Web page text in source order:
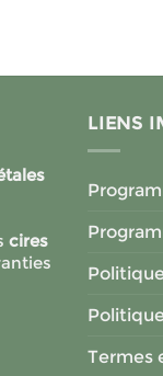
cires
LIENS
Termes